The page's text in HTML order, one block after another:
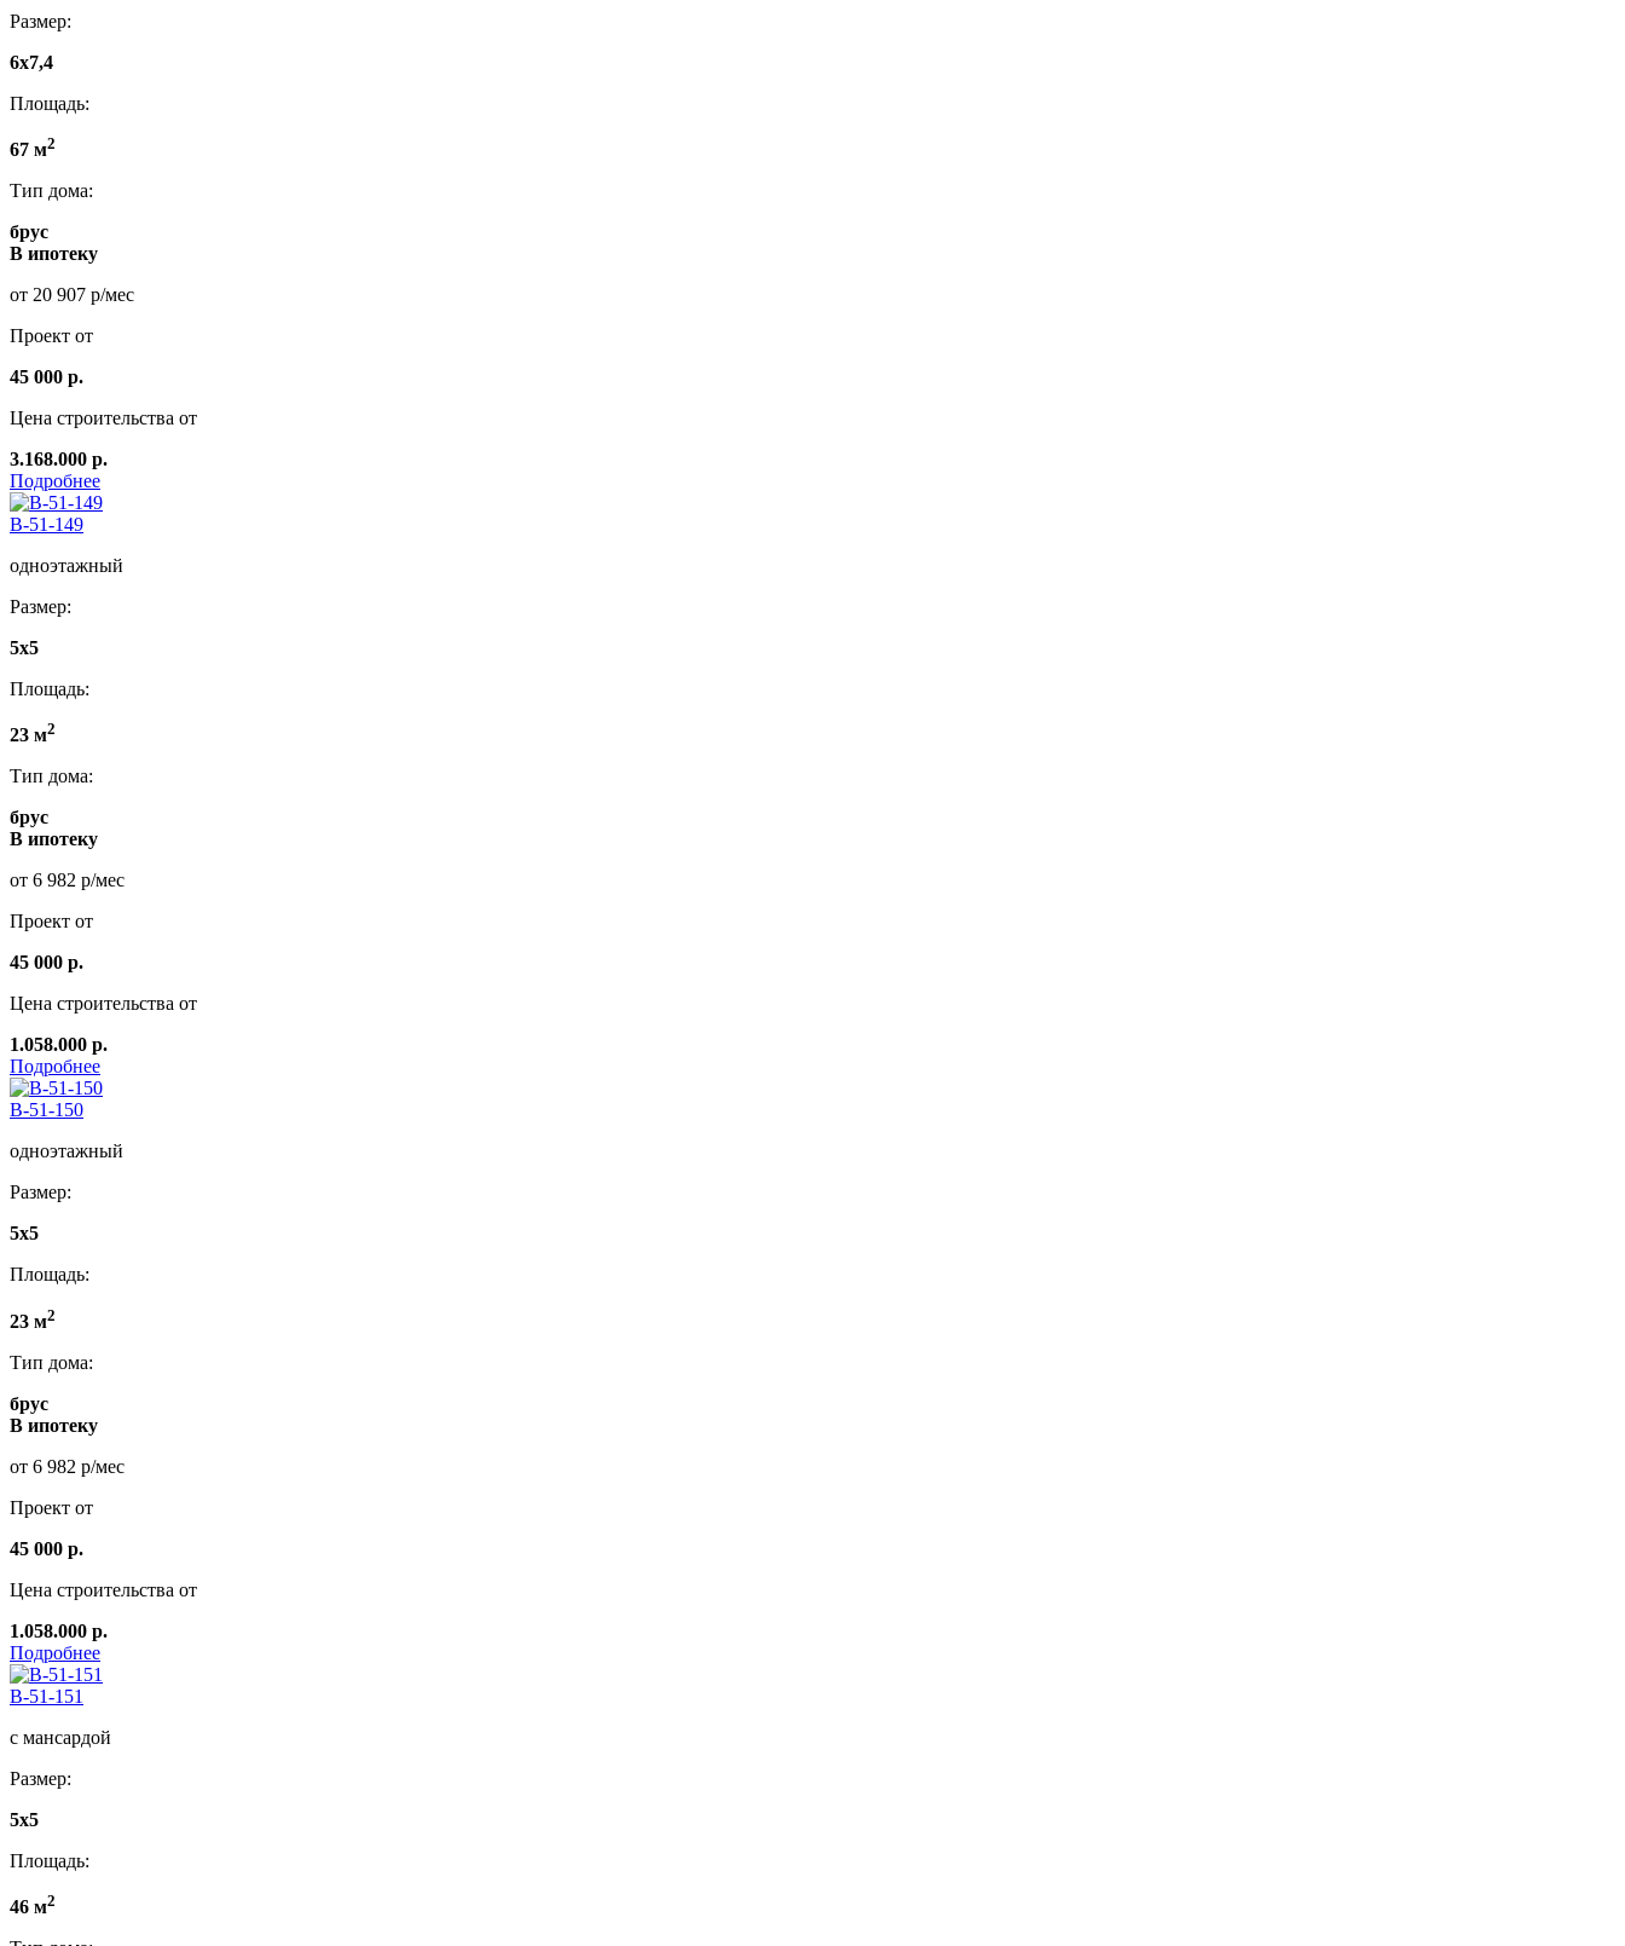
Размер:
6х7,4
Площадь:
67 м2
Тип дома:
брус
В ипотеку
от 20 907 р/мес
Проект от
45 000 р.
Цена строительства от
3.168.000 р.
Подробнее
B-51-149
одноэтажный
Размер:
5х5
Площадь:
23 м2
Тип дома:
брус
В ипотеку
от 6 982 р/мес
Проект от
45 000 р.
Цена строительства от
1.058.000 р.
Подробнее
B-51-150
одноэтажный
Размер:
5х5
Площадь:
23 м2
Тип дома:
брус
В ипотеку
от 6 982 р/мес
Проект от
45 000 р.
Цена строительства от
1.058.000 р.
Подробнее
B-51-151
с мансардой
Размер:
5х5
Площадь:
46 м2